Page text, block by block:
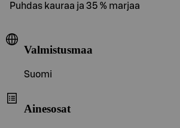
Puhdas kauraa ja 35 % marjaa
Valmistusmaa
Suomi
Ainesosat